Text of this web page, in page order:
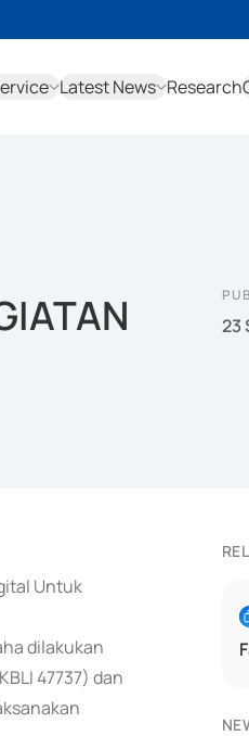
Latest News Research
23
Untuk
dilakukan
47737) dan